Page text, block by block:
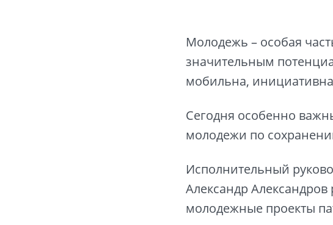
Молодежь – особая
значительным
мобильна,
Сегодня особенно
молодежи по
Исполнительный
Александр Александров
молодежные проекты